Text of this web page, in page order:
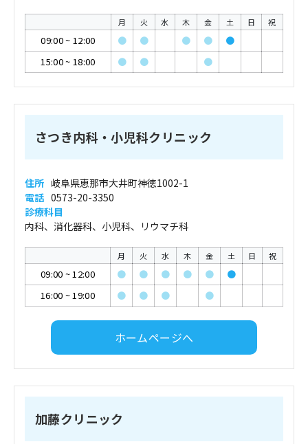
月 火 水 木 金 土 日 祝
09:00~ 12:00 ● ● ● ●
●
15:00~ 18:00 ● ● ●
さつき内科・小児科クリニック
住所 岐阜県恵那市大井町神徳1002-1
電話 0573-20-3350
診療科目
内科、消化器科、小児科、リウマチ科
月 火 水 木 金 土 日 祝
09:00 ~12:00 ● ● ● ● ●
●
16:00 ~19:00 ● ● ● ●
ホームページへ
加藤クリニック